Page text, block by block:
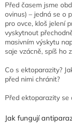
Před časem jsme
ovinus) – jedná se o
pro ovce, kloš jelení
vyskytnout
masivním výskytu
saje vzácně, spíš ho
Co s ektoparazity?
před nimi chránit?
Před ektoparazity se
Jak fungují